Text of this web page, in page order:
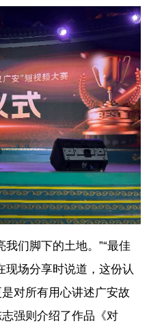
们脚下的土地。”“最佳
现场分享时说道，这份认
对所有用心讲述广安故
强则介绍了作品《对